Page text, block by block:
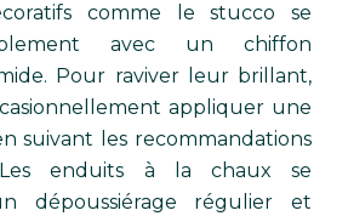
comme le stucco se
avec un chiffon
Pour raviver leur brillant,
appliquer une
suivant les recommandations
enduits à la chaux se
dépoussiérage régulier et